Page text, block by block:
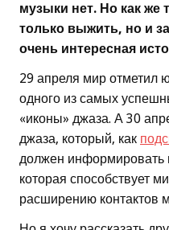
музыки нет. Но как же
только выжить, но и
очень интересная
29 апреля мир отметил
одного из самых
«иконы» джаза. А 30
джаза, который, как
должен информировать
которая способствует
расширению контактов